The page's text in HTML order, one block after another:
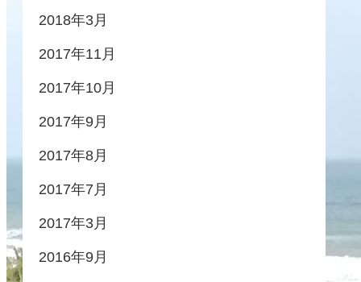
2018年3月
2017年11月
2017年10月
2017年9月
2017年8月
2017年7月
2017年3月
2016年9月